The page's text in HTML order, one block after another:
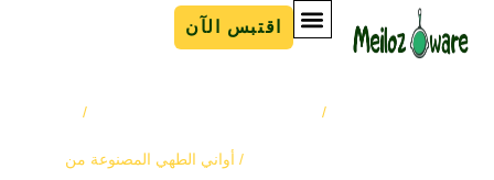
اقتبس الآن
أواني طهي من الحديد الزهر أدلة
/ أواني الطهي المصنوعة من